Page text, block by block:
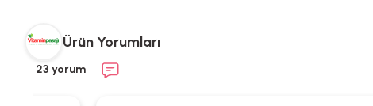
Ürün Yorumları
23 yorum